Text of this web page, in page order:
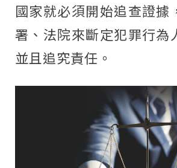
國家就必須開始追查證據
署、法院來斷定犯罪行為
並且追究責任。